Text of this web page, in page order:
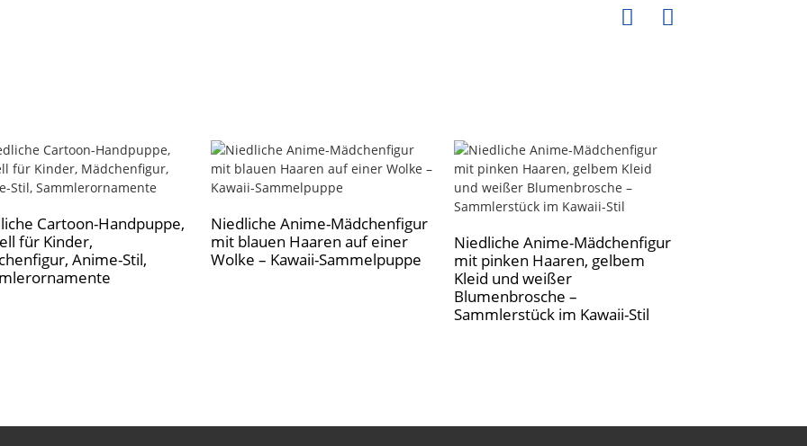
Cartoon-Handpuppe,
für Kinder,
Anime-Stil,
Niedliche Anime-Mädchenfigur
mit blauen Haaren auf einer
Wolke – Kawaii-Sammelpuppe
Niedliche Anime-Mädchenfigur
mit pinken Haaren, gelbem
Kleid und weißer
Blumenbrosche –
Sammlerstück im Kawaii-Stil